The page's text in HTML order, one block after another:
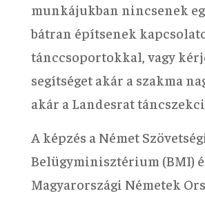
munkájukban nincsenek
bátran építsenek
tánccsoportokkal, vagy
segítséget akár a szakma
akár a Landesrat
A képzés a Német
Belügyminisztérium (BMI)
Magyarországi Németek